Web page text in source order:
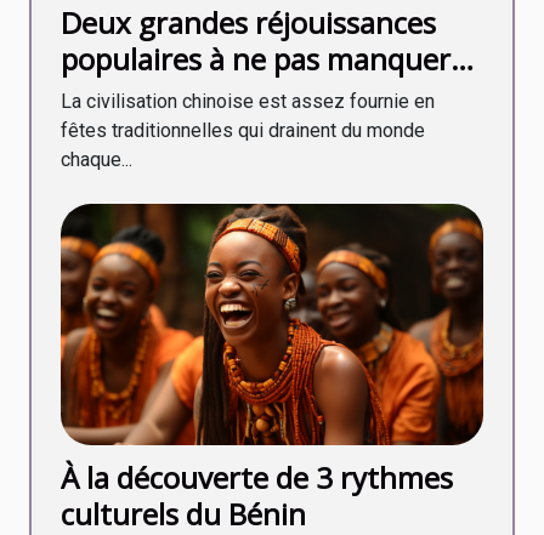
Deux grandes réjouissances
populaires à ne pas manquer
en Chine en fin d’année !
La civilisation chinoise est assez fournie en
fêtes traditionnelles qui drainent du monde
chaque...
À la découverte de 3 rythmes
culturels du Bénin